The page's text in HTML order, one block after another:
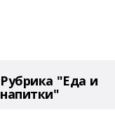
Рубрика "Еда и
напитки"